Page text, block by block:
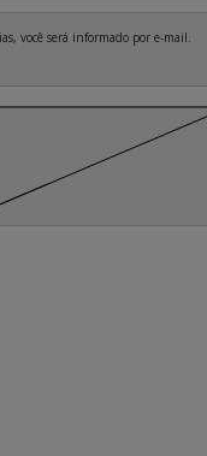
você será informado por e-mail.